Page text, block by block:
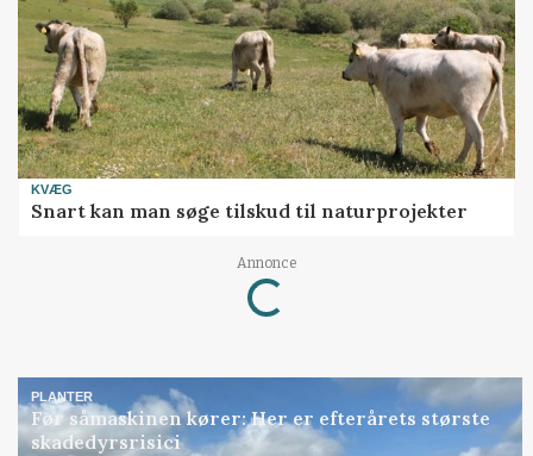
KVÆG
Snart kan man søge tilskud til naturprojekter
Annonce
Loading...
PLANTER
Før såmaskinen kører: Her er efterårets største
skadedyrsrisici